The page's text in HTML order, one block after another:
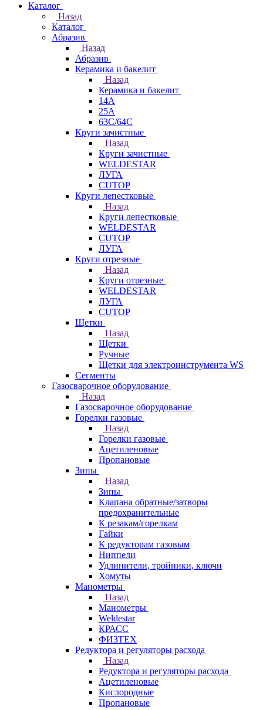
Каталог
Назад
Каталог
Абразив
Назад
Абразив
Керамика и бакелит
Назад
Керамика и бакелит
14А
25А
63С/64С
Круги зачистные
Назад
Круги зачистные
WELDESTAR
ЛУГА
CUTOP
Круги лепестковые
Назад
Круги лепестковые
WELDESTAR
CUTOP
ЛУГА
Круги отрезные
Назад
Круги отрезные
WELDESTAR
ЛУГА
CUTOP
Щетки
Назад
Щетки
Ручные
Щетки для электроинструмента WS
Сегменты
Газосварочное оборудование
Назад
Газосварочное оборудование
Горелки газовые
Назад
Горелки газовые
Ацетиленовые
Пропановые
Зипы
Назад
Зипы
Клапана обратные/затворы
предохранительные
К резакам/горелкам
Гайки
К редукторам газовым
Ниппели
Удлинители, тройники, ключи
Хомуты
Манометры
Назад
Манометры
Weldestar
КРАСС
ФИЗТЕХ
Редуктора и регуляторы расхода
Назад
Редуктора и регуляторы расхода
Ацетиленовые
Кислородные
Пропановые